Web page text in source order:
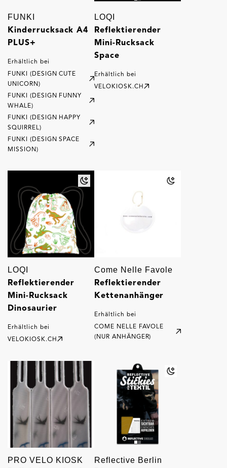
FUNKI
Kinderrucksack A4
PLUS+
Erhältlich bei
FUNKI (DESIGN CUTE
UNICORN)
FUNKI (DESIGN FUNNY
WHALE)
FUNKI (DESIGN HAPPY
SQUIRREL)
FUNKI (DESIGN SPACE
MISSION)
LOQI
Reflektierender
Mini-Rucksack
Space
Erhältlich bei
VELOKIOSK.CH
LOQI
Reflektierender
Mini-Rucksack
Dinosaurier
Erhältlich bei
VELOKIOSK.CH
Come Nelle Favole
Reflektierender
Kettenanhänger
Erhältlich bei
COME NELLE FAVOLE
(NUR ANHÄNGER)
PRO VELO KIOSK Reflective Berlin